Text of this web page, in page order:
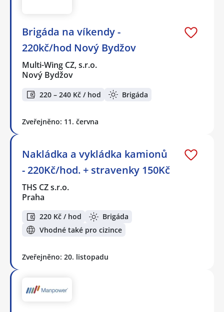
Brigáda na víkendy -
220kč/hod Nový Bydžov
Multi-Wing CZ, s.r.o.
Nový Bydžov
220 – 240 Kč / hod Brigáda
Zveřejněno: 11. června
Nakládka a vykládka kamionů
- 220Kč/hod. + stravenky 150Kč
THS CZ s.r.o.
Praha
220 Kč / hod
Brigáda
Vhodné také pro cizince
Zveřejněno: 20. listopadu